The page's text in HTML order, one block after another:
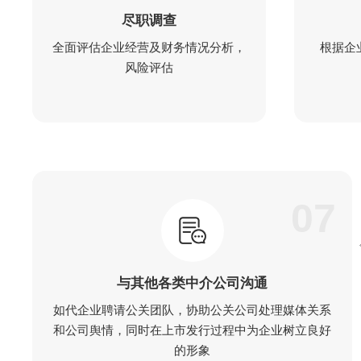
尽职调查
全面评估企业经营及财务情况分析，
风险评估
根据企
与其他各类中介公司沟通
如代企业聘请公关团队，协助公关公司处理媒体关系
和公司舆情，同时在上市发行过程中为企业树立良好
的形象